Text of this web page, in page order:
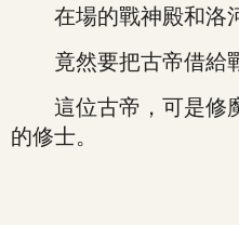
在場的戰神殿和洛河
竟然要把古帝借給戰
這位古帝，可是修
的修士。